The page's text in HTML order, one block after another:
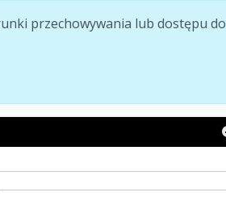
przechowywania lub dostępu do